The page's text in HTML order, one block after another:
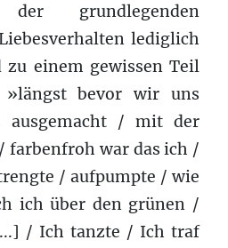
grundlegenden
lediglich
zu einem gewissen Teil
bevor wir uns
/ mit der
farbenfroh war das ich /
/ aufpumpte / wie
ich über den grünen /
/ Ich tanzte / Ich traf